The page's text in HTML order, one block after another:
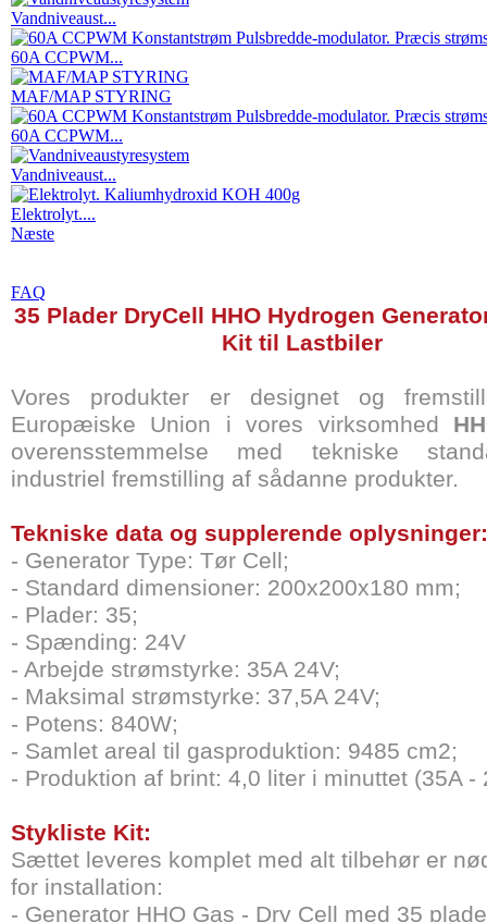
Vandniveaust...
60A CCPWM...
MAF/MAP STYRING
60A CCPWM...
Vandniveaust...
Elektrolyt....
Næste
FAQ
35 Plader DryCell HHO Hydrogen
Kit til Lastbiler
Vores produkter er designet og
Europæiske Union i vores virksomhed
overensstemmelse med tekniske
industriel fremstilling af sådanne produkter.
Tekniske data og supplerende oplysninger:
- Generator Type: Tør Cell;
- Standard dimensioner: 200x200x180 mm;
- Plader: 35;
- Spænding: 24V
- Arbejde strømstyrke: 35A 24V;
- Maksimal strømstyrke: 37,5A 24V;
- Potens: 840W;
- Samlet areal til gasproduktion: 9485 cm2;
- Produktion af brint: 4,0 liter i minuttet (35A -
Stykliste Kit:
Sættet leveres komplet med alt tilbehør er
for installation:
- Generator HHO Gas - Dry Cell med 35